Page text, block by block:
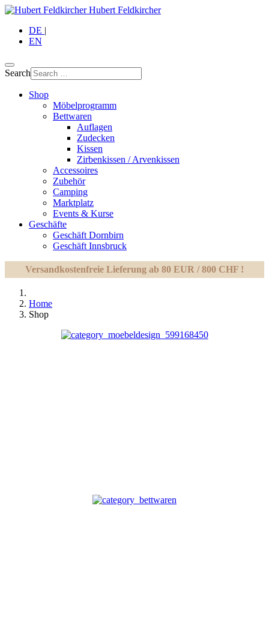
Hubert Feldkircher
DE |
EN
Search
Shop
Möbelprogramm
Bettwaren
Auflagen
Zudecken
Kissen
Zirbenkissen / Arvenkissen
Accessoires
Zubehör
Camping
Marktplatz
Events & Kurse
Geschäfte
Geschäft Dornbirn
Geschäft Innsbruck
Versandkostenfreie Lieferung ab 80 EUR / 800 CHF !
Home
Shop